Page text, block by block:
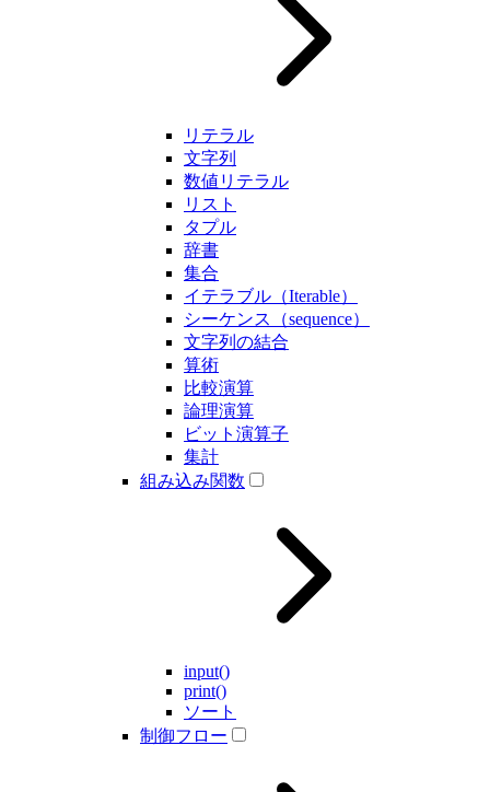
リテラル
文字列
数値リテラル
リスト
タプル
辞書
集合
イテラブル（Iterable）
シーケンス（sequence）
文字列の結合
算術
比較演算
論理演算
ビット演算子
集計
組み込み関数
input()
print()
ソート
制御フロー